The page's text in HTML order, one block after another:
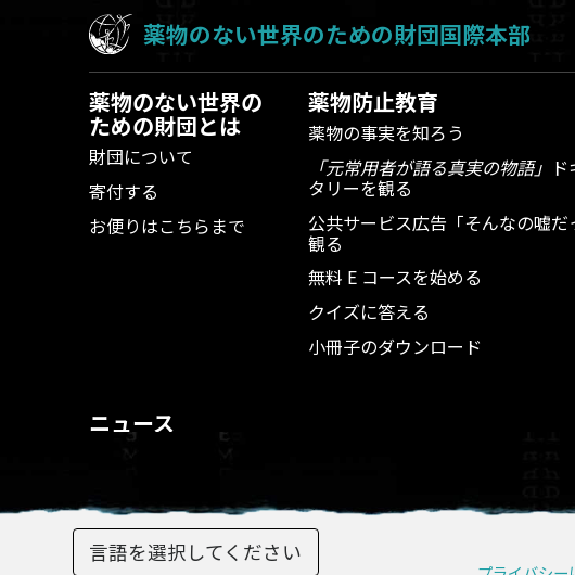
薬物のない世界のための財団国際本部
薬物のない世界の
ための財団とは
財団について
寄付する
お便りはこちらまで
薬物防止教育
薬物の事実を知ろう
「元常用者が語る真実の物語」
タリーを観る
公共サービス広告「そんなの嘘だ
観る
無料 E コースを始める
クイズに答える
小冊子のダウンロード
ニュース
言語を選択してください